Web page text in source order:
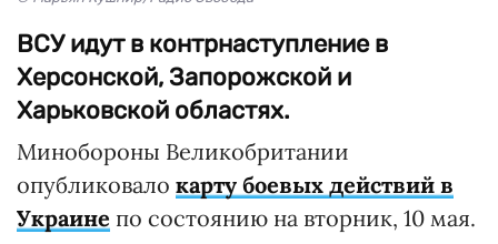
ВСУ идут в контрнаступление в
Херсонской, Запорожской и
Харьковской областях.
Минобороны Великобритании
опубликовало карту боевых действий в
Украине по состоянию на вторник, 10 мая.